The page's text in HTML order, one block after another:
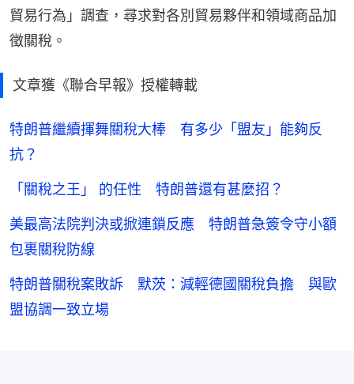
貿易行為」調查，尋求對各別貿易夥伴和領域商品加
徵關稅。
文章獲《聯合早報》授權轉載
特朗普繼續揮舞關稅大棒 有多少「盟友」能夠反
抗？
「關稅之王」 的任性 特朗普還有甚麼招？
美最高法院判決或掀連鎖反應 特朗普急簽令守小額
包裹關稅防線
特朗普關稅案敗訴 默茨：減輕德國關稅負擔 與歐
盟協調一致立場